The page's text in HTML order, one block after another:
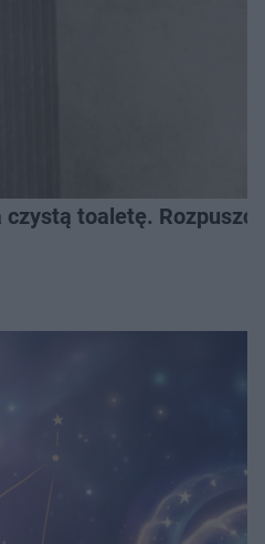
toaletę.